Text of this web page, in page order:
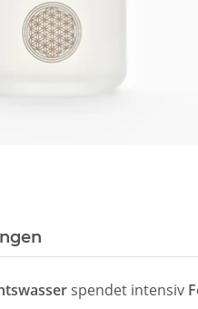
spendet intensiv